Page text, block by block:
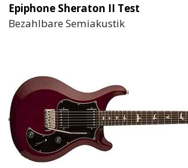
Epiphone Sheraton II Test
Bezahlbare Semiakustik